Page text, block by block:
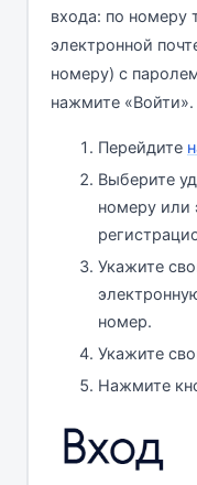
входа: по номеру
электронной
номеру) с
нажмите «Войти».
Перейдите
Выберите
номеру или
Укажите
номер.
Укажите
Нажмите